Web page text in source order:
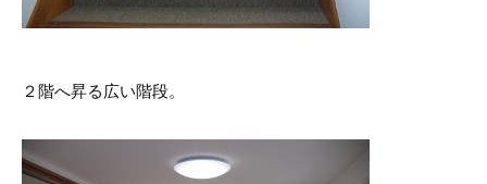
２階へ昇る広い階段。